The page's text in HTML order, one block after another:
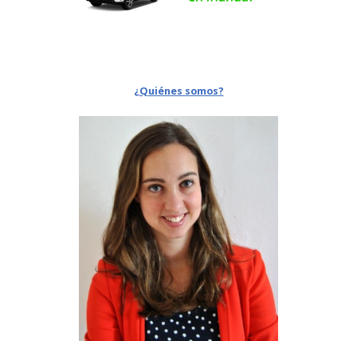
¿Quiénes somos?